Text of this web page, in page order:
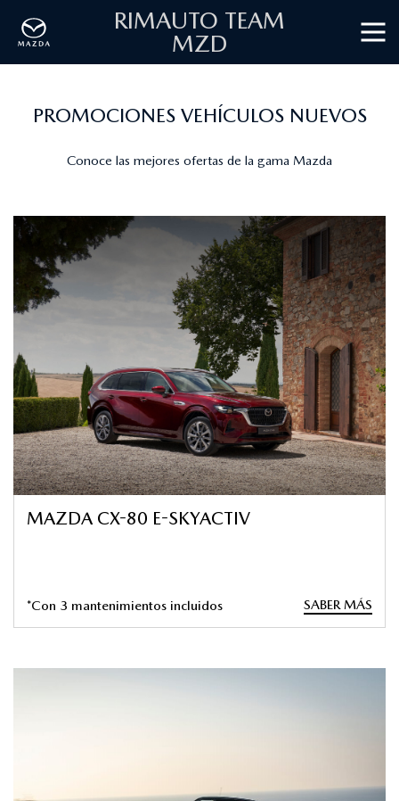
RIMAUTO TEAM
MZD
PROMOCIONES VEHÍCULOS NUEVOS
Conoce las mejores ofertas de la gama Mazda
MAZDA CX-80 E-SKYACTIV
*Con 3 mantenimientos incluidos SABER MÁS